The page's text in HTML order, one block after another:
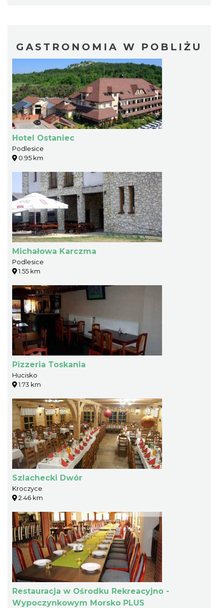
GASTRONOMIA W POBLIŻU
Hotel Ostaniec
Podlesice
0.95 km
Michałowa Karczma
Podlesice
1.55 km
Pizzeria Toskania
Hucisko
1.73 km
Szlachecki Dwór
Kroczyce
2.46 km
Restauracja w Ośrodku Rekreacyjno -
Wypoczynkowym Morsko PLUS